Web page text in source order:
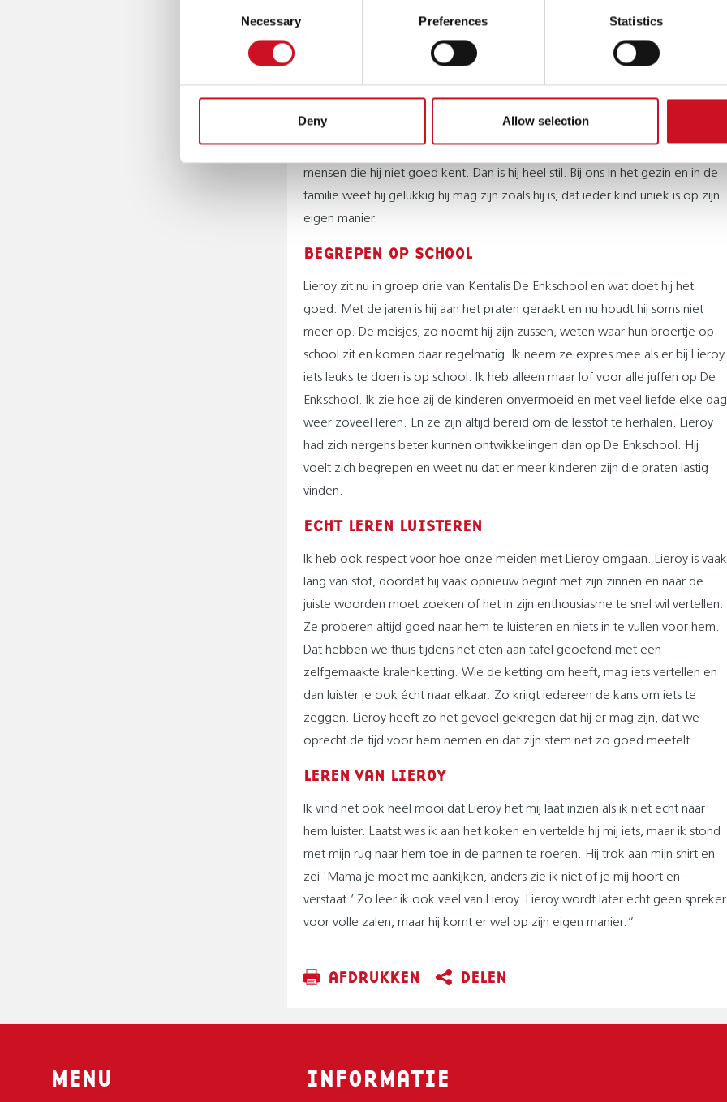
Necessary Preferences Statistics
Deny Allow selection
een stuk makkelijker om hem ‘los te laten’.
ALS JE KIND VOOR HET EERST 'MAMA' ZEGT
Lieroy ontwikkelde zich bij De Taaltrein. De eerste woordjes kwamen eruit.
hadden we lang op gewacht. Lieroy is een jongen die pas iets zegt als hij
mensen die hij niet goed kent. Dan is hij heel stil. Bij ons in het gezin en in de
familie weet hij gelukkig hij mag zijn zoals hij is, dat ieder kind uniek is op zijn
eigen manier.
BEGREPEN OP SCHOOL
Lieroy zit nu in groep drie van Kentalis De Enkschool en wat doet hij het
goed. Met de jaren is hij aan het praten geraakt en nu houdt hij soms niet
meer op. De meisjes, zo noemt hij zijn zussen, weten waar hun broertje op
school zit en komen daar regelmatig. Ik neem ze expres mee als er bij Lieroy
iets leuks te doen is op school. Ik heb alleen maar lof voor alle juffen op De
Enkschool. Ik zie hoe zij de kinderen onvermoeid en met veel liefde elke dag
weer zoveel leren. En ze zijn altijd bereid om de lesstof te herhalen. Lieroy
had zich nergens beter kunnen ontwikkelingen dan op De Enkschool. Hij
voelt zich begrepen en weet nu dat er meer kinderen zijn die praten lastig
vinden.
ECHT LEREN LUISTEREN
Ik heb ook respect voor hoe onze meiden met Lieroy omgaan. Lieroy is vaak
lang van stof, doordat hij vaak opnieuw begint met zijn zinnen en naar de
juiste woorden moet zoeken of het in zijn enthousiasme te snel wil vertellen.
Ze proberen altijd goed naar hem te luisteren en niets in te vullen voor hem.
Dat hebben we thuis tijdens het eten aan tafel geoefend met een
zelfgemaakte kralenketting. Wie de ketting om heeft, mag iets vertellen en
dan luister je ook écht naar elkaar. Zo krijgt iedereen de kans om iets te
zeggen. Lieroy heeft zo het gevoel gekregen dat hij er mag zijn, dat we
oprecht de tijd voor hem nemen en dat zijn stem net zo goed meetelt.
LEREN VAN LIEROY
Ik vind het ook heel mooi dat Lieroy het mij laat inzien als ik niet echt naar
hem luister. Laatst was ik aan het koken en vertelde hij mij iets, maar ik stond
met mijn rug naar hem toe in de pannen te roeren. Hij trok aan mijn shirt en
zei 'Mama je moet me aankijken, anders zie ik niet of je mij hoort en
verstaat.’ Zo leer ik ook veel van Lieroy. Lieroy wordt later echt geen spreker
voor volle zalen, maar hij komt er wel op zijn eigen manier.”
AFDRUKKEN DELEN
MENU INFORMATIE